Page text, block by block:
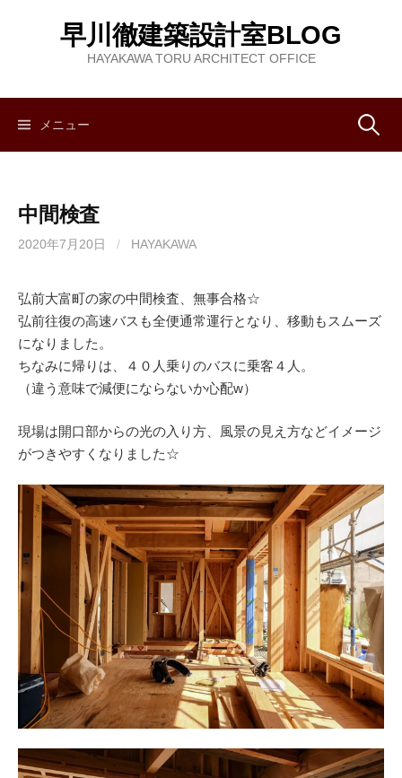
ツ
早川徹建築設計室BLOG
HAYAKAWA TORU ARCHITECT OFFICE
メニュー 検
中間検査
2020年7月20日 / HAYAKAWA
弘前大富町の家の中間検査、無事合格☆
弘前往復の高速バスも全便通常運行となり、移動もスムーズ
になりました。
ちなみに帰りは、４０人乗りのバスに乗客４人。
（違う意味で減便にならないか心配w）
現場は開口部からの光の入り方、風景の見え方などイメージ
がつきやすくなりました☆